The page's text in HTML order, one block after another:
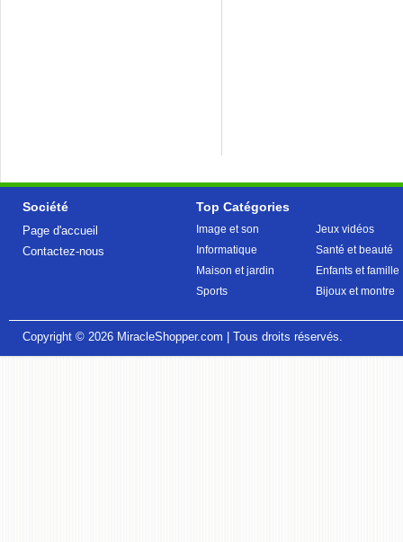
Société
Page d'accueil
Contactez-nous
Top Catégories
Image et son
Informatique
Maison et jardin
Sports
Jeux vidéos
Santé et beauté
Enfants et famille
Bijoux et montre
Copyright © 2026 MiracleShopper.com | Tous droits réservés.